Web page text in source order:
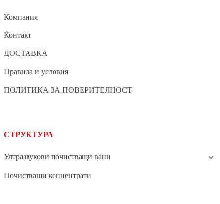
Компания
Контакт
ДОСТАВКА
Правила и условия
ПОЛИТИКА ЗА ПОВЕРИТЕЛНОСТ
СТРУКТУРА
Ултразвукови почистващи вани
Почистващи концентрати